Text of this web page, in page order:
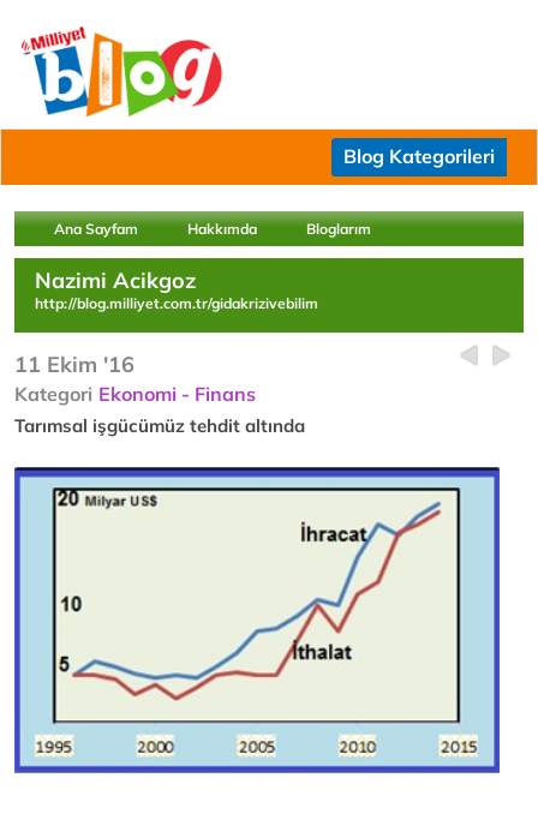
Blog Kategorileri
Ana Sayfam Hakkımda Bloglarım
Nazimi Acikgoz
http://blog.milliyet.com.tr/gidakrizivebilim
11 Ekim '16
Kategori Ekonomi - Finans
Tarımsal işgücümüz tehdit altında